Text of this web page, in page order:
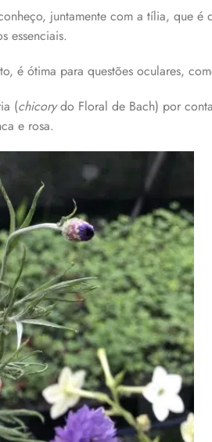
juntamente com a tília, que
essenciais.
é ótima para questões oculares,
(chicorydo Floral de Bach) por
e rosa.